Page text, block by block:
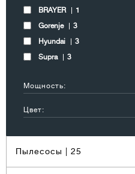
BRAYER
1
Gorenje
3
Hyundai
3
Supra
3
Мощность:
2001-2500 Вт
3
Цвет:
другой
6
Пылесосы | 25